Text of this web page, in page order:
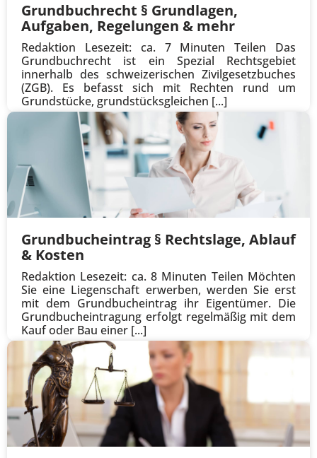
Grundbuchrecht § Grundlagen,
Aufgaben, Regelungen & mehr
Redaktion Lesezeit: ca. 7 Minuten Teilen Das
Grundbuchrecht ist ein Spezial Rechtsgebiet
innerhalb des schweizerischen Zivilgesetzbuches
(ZGB). Es befasst sich mit Rechten rund um
Grundstücke, grundstücksgleichen [...]
Grundbucheintrag § Rechtslage, Ablauf
& Kosten
Redaktion Lesezeit: ca. 8 Minuten Teilen Möchten
Sie eine Liegenschaft erwerben, werden Sie erst
mit dem Grundbucheintrag ihr Eigentümer. Die
Grundbucheintragung erfolgt regelmäßig mit dem
Kauf oder Bau einer [...]